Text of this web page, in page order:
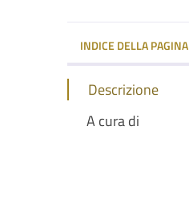
INDICE DELLA PAGINA
Descrizione
A cura di